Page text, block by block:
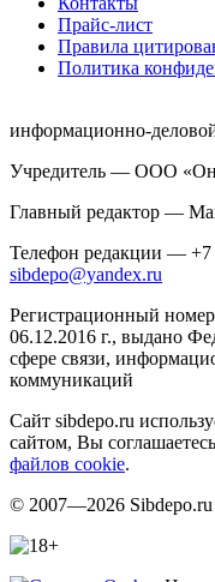
Прайс-лист
Правила
Политика
информационно-
Учредитель — ООО
Главный редактор —
Телефон редакции —
sibdepo@yandex.ru
Регистрационный
06.12.2016 г., выдано
сфере связи,
коммуникаций
Сайт sibdepo.ru
сайтом, Вы
файлов cookie.
© 2007—2026